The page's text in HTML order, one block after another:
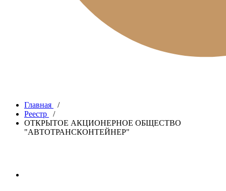
Главная
/
Реестр
/
ОТКРЫТОЕ АКЦИОНЕРНОЕ ОБЩЕСТВО
"АВТОТРАНСКОНТЕЙНЕР"